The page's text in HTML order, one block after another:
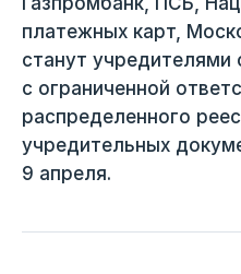
платежных карт,
станут учредителями
с ограниченной
распределенного
учредительных
9 апреля.